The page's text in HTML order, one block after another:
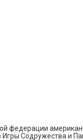
Содружества и